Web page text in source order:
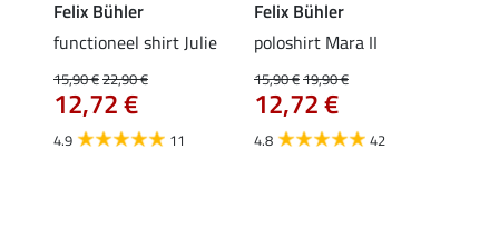
Felix Bühler
functioneel shirt Julie
15,90 €22,90 €
12,72 €
4.9 11
Felix Bühler
poloshirt Mara II
15,90 €19,90 €
12,72 €
4.8 42